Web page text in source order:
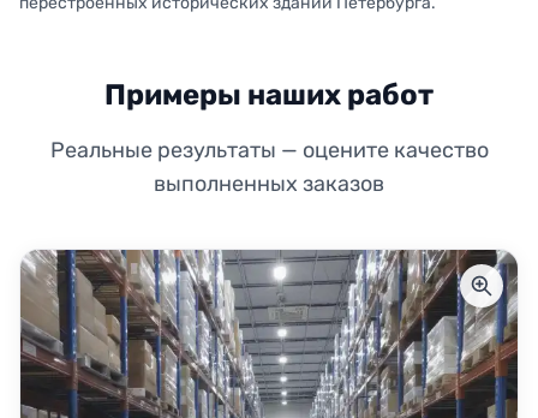
Примеры наших работ
Реальные результаты — оцените качество
выполненных заказов